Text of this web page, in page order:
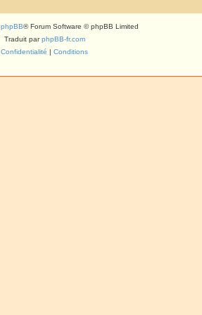
phpBB® Forum Software © phpBB Limited
Traduit parphpBB-fr.com
Confidentialité | Conditions